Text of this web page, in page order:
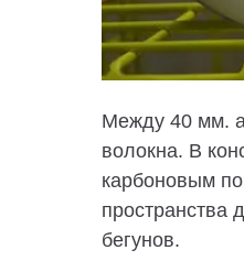
Между 40 мм.
волокна. В
карбоновым
пространства
бегунов.